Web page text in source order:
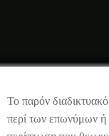
Το παρόν
περί των επωνύμων ή